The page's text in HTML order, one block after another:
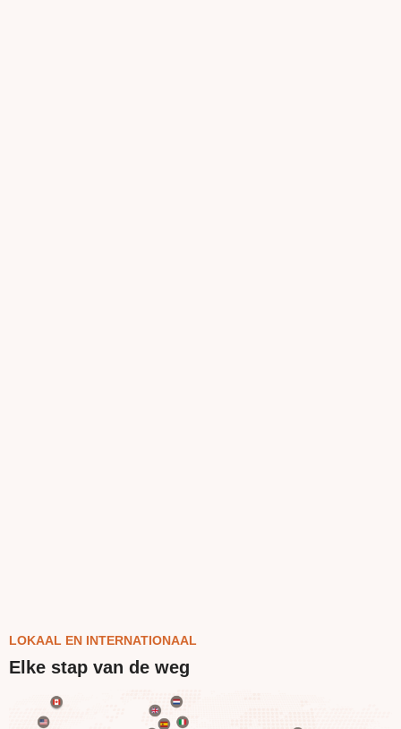
LOKAAL EN INTERNATIONAAL
Elke stap van de weg